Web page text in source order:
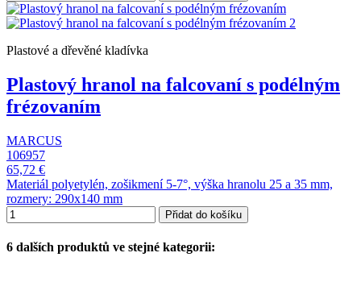
Plastové a dřevěné kladívka
Plastový hranol na falcovaní s podélným
frézovaním
MARCUS
106957
65,72 €
Materiál polyetylén, zošikmení 5-7°, výška hranolu 25 a 35 mm,
rozmery: 290x140 mm
Přidat do košíku
6 dalších produktů ve stejné kategorii: